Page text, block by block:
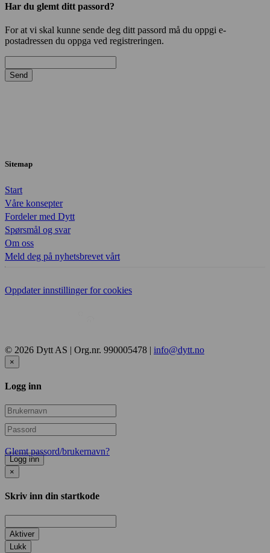
Har du glemt ditt passord?
For at vi skal kunne sende deg ditt passord må du oppgi e-
postadressen du oppga ved registreringen.
Sitemap
Start
Våre konsepter
Fordeler med Dytt
Spørsmål og svar
Om oss
Meld deg på nyhetsbrevet vårt
Oppdater innstillinger for cookies
© 2026 Dytt AS | Org.nr. 990005478 | info@dytt.no
×
Logg inn
Glemt passord/brukernavn?
Logg inn
×
Skriv inn din startkode
Aktiver
Lukk